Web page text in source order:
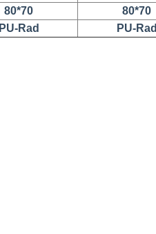
80*70 80*70
PU-Rad PU-Rad